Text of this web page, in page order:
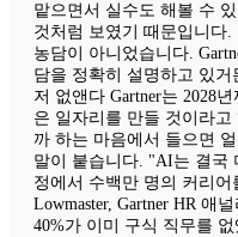
맡으면서 실수도 해볼 수
것처럼 보였기 때문입니다
농담이 아니었습니다.
담을 정확히 설명하고 있
저 없앤다 Gartner는 2028
은 일자리를 만들 것이라
까 하는 마음에서 들으면
말이 붙습니다. "AI는 결국
정에서 수백만 명의 커리
Lowmaster, Gartner HR 애
40%가 이미 구식 직무를